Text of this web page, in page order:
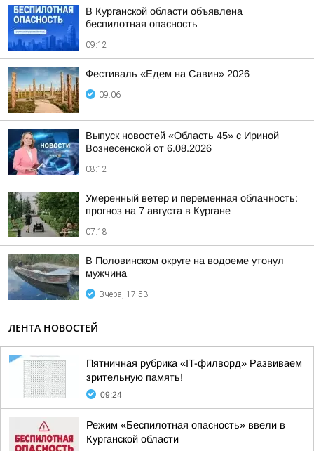
В Курганской области объявлена
беспилотная опасность
09:12
Фестиваль «Едем на Савин» 2026
09:06
Выпуск новостей «Область 45» с Ириной
Вознесенской от 6.08.2026
08:12
Умеренный ветер и переменная облачность:
прогноз на 7 августа в Кургане
07:18
В Половинском округе на водоеме утонул
мужчина
Вчера, 17:53
ЛЕНТА НОВОСТЕЙ
Пятничная рубрика «IT-филворд» Развиваем
зрительную память!
09:24
Режим «Беспилотная опасность» ввели в
Курганской области